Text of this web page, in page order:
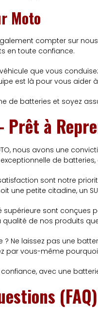
Moto
compter sur
en toute confiance.
que vous
est là pour vous aider
de batteries et soyez
Prêt à
nous avons une
de
sont notre
une petite citadine, un
supérieure sont conçues
de nos produits
? Ne laissez pas une
par vous-même
avec une